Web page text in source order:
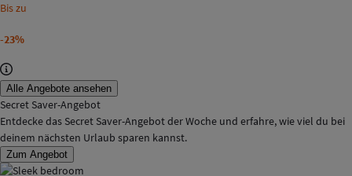
Bis zu
-23%
Alle Angebote ansehen
Secret Saver-Angebot
Entdecke das Secret Saver-Angebot der Woche und erfahre, wie viel du bei
deinem nächsten Urlaub sparen kannst.
Zum Angebot